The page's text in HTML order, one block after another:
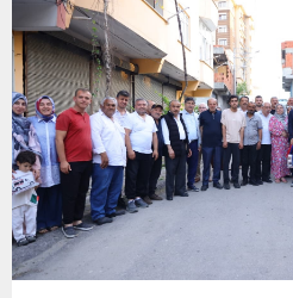
ilçesine...